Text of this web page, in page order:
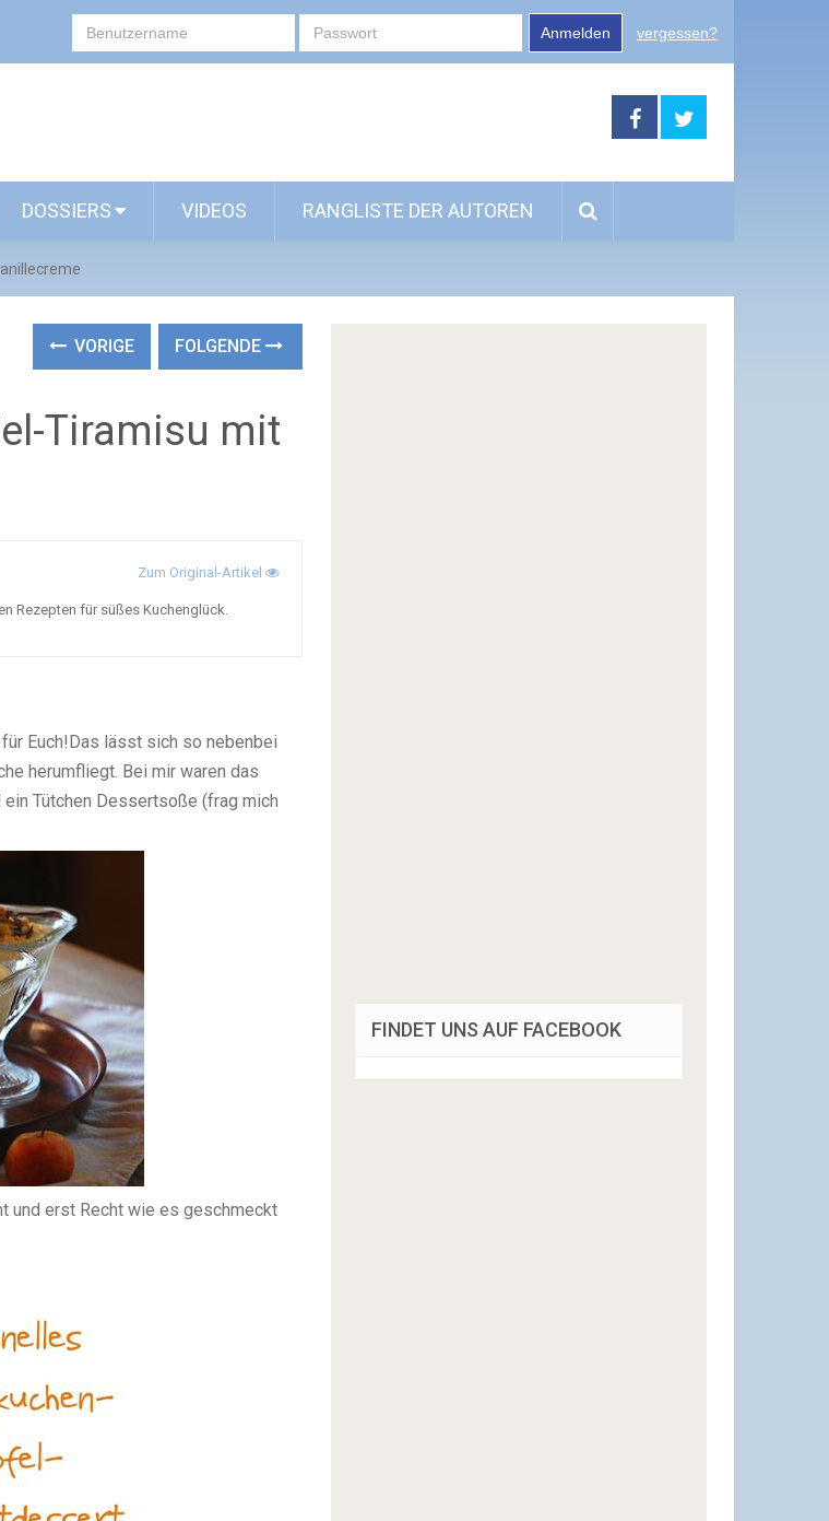
Anmelden vergessen?
DOSSIERS VIDEOS RANGLISTE DER AUTOREN
VORIGE FOLGENDE
Tiramisu mit
Zum Original-Artikel
Rezepten für süßes Kuchenglück.
für Euch!Das lässt sich so nebenbei
herumfliegt. Bei mir waren das
Tütchen Dessertsoße (frag mich
und erst Recht wie es geschmeckt
FINDET UNS AUF FACEBOOK